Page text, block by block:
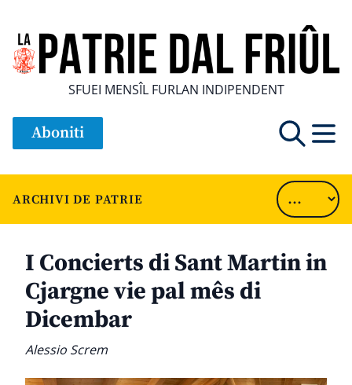
SFUEI MENSÎL FURLAN INDIPENDENT
Aboniti
ARCHIVI DE PATRIE
I Concierts di Sant Martin in
Cjargne vie pal mês di
Dicembar
Alessio Screm